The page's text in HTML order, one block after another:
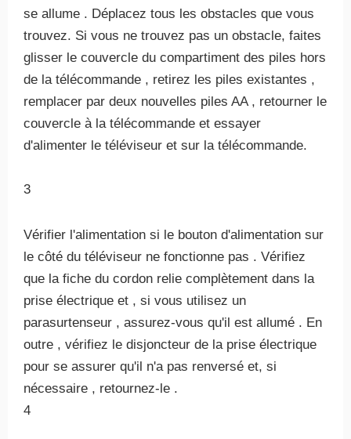
se allume . Déplacez tous les obstacles que vous
trouvez. Si vous ne trouvez pas un obstacle, faites
glisser le couvercle du compartiment des piles hors
de la télécommande , retirez les piles existantes ,
remplacer par deux nouvelles piles AA , retourner le
couvercle à la télécommande et essayer
d'alimenter le téléviseur et sur ​​la télécommande.
3
Vérifier l'alimentation si le bouton d'alimentation sur
le côté du téléviseur ne fonctionne pas . Vérifiez
que la fiche du cordon relie complètement dans la
prise électrique et , si vous utilisez un
parasurtenseur , assurez-vous qu'il est allumé . En
outre , vérifiez le disjoncteur de la prise électrique
pour se assurer qu'il n'a pas renversé et, si
nécessaire , retournez-le .
4